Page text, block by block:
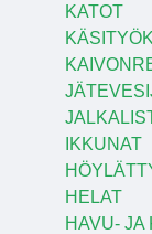
KATOT
IKKUNAT
HELAT
HAVU- JA